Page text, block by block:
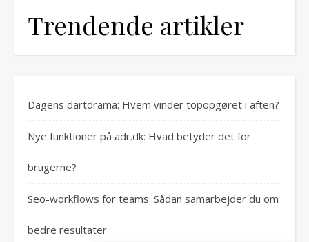
Trendende artikler
Dagens dartdrama: Hvem vinder topopgøret i aften?
Nye funktioner på adr.dk: Hvad betyder det for
brugerne?
Seo-workflows for teams: Sådan samarbejder du om
bedre resultater